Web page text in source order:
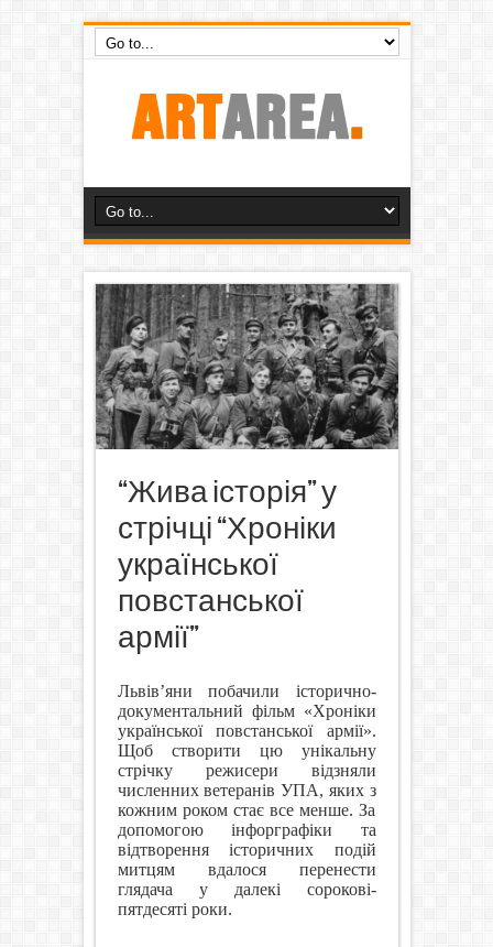
“Жива історія” у
стрічці “Хроніки
української
повстанської
армії”
Львів’яни побачили історично-
документальний фільм «Хроніки
української повстанської армії».
Щоб створити цю унікальну
стрічку режисери відзняли
численних ветеранів УПА, яких з
кожним роком стає все менше. За
допомогою інфорграфіки та
відтворення історичних подій
митцям вдалося перенести
глядача у далекі сорокові-
пятдесяті роки.